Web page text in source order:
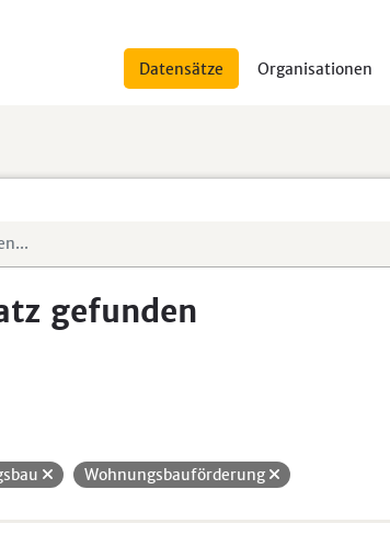
Datensätze Organisationen
gefunden
Wohnungsbauförderung